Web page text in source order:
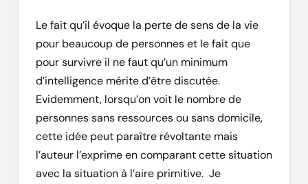
Le fait qu’il évoque la perte de sens de la vie
pour beaucoup de personnes et le fait que
pour survivre il ne faut qu’un minimum
d’intelligence mérite d’être discutée.
Evidemment, lorsqu’on voit le nombre de
personnes sans ressources ou sans domicile,
cette idée peut paraître révoltante mais
l’auteur l’exprime en comparant cette situation
avec la situation à l’aire primitive. Je